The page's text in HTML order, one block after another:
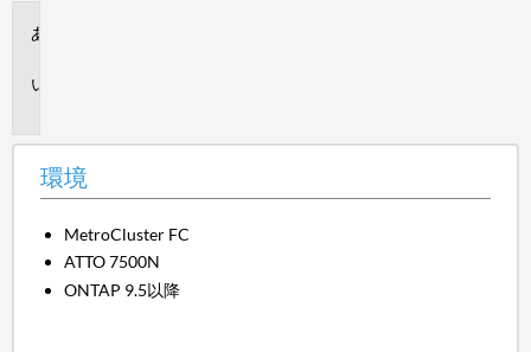
環境
MetroCluster FC
ATTO 7500N
ONTAP 9.5以降